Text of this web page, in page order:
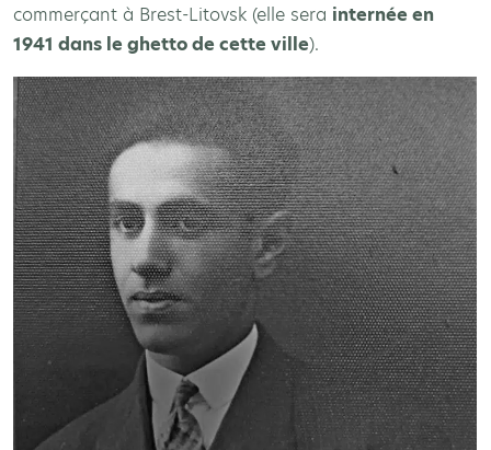
commerçant à Brest-Litovsk (elle sera internée en
1941 dans le ghetto de cette ville).